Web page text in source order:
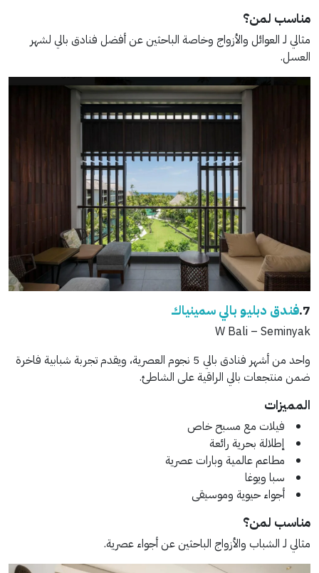
مناسب لمن؟
مثالي لـ العوائل والأزواج وخاصة الباحثين عن أفضل فنادق بالي لشهر
العسل.
7. فندق دبليو بالي سمينياك
W Bali – Seminyak
واحد من أشهر فنادق بالي 5 نجوم العصرية، ويقدم تجربة شبابية فاخرة
ضمن منتجعات بالي الراقية على الشاطئ.
المميزات
فيلات مع مسبح خاص
إطلالة بحرية رائعة
مطاعم عالمية وبارات عصرية
سبا ويوغا
أجواء حيوية وموسيقى
مناسب لمن؟
مثالي لـ الشباب والأزواج الباحثين عن أجواء عصرية.